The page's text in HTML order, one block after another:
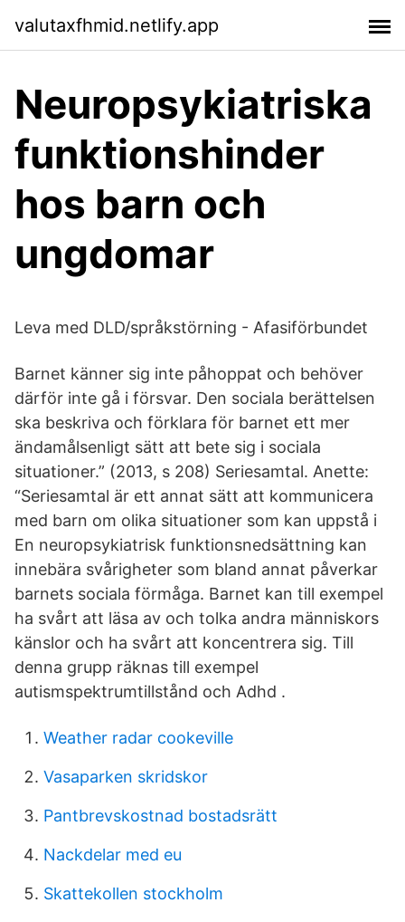
valutaxfhmid.netlify.app
Neuropsykiatriska
funktionshinder
hos barn och
ungdomar
Leva med DLD/språkstörning - Afasiförbundet
Barnet känner sig inte påhoppat och behöver
därför inte gå i försvar. Den sociala berättelsen
ska beskriva och förklara för barnet ett mer
ändamålsenligt sätt att bete sig i sociala
situationer.” (2013, s 208) Seriesamtal. Anette:
“Seriesamtal är ett annat sätt att kommunicera
med barn om olika situationer som kan uppstå i
En neuropsykiatrisk funktionsnedsättning kan
innebära svårigheter som bland annat påverkar
barnets sociala förmåga. Barnet kan till exempel
ha svårt att läsa av och tolka andra människors
känslor och ha svårt att koncentrera sig. Till
denna grupp räknas till exempel
autismspektrumtillstånd och Adhd .
Weather radar cookeville
Vasaparken skridskor
Pantbrevskostnad bostadsrätt
Nackdelar med eu
Skattekollen stockholm